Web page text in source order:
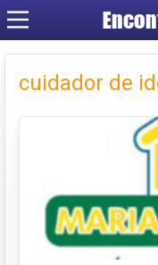
cuidador de